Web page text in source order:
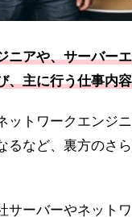
ニアや、サーバー
、主に行う仕事内
ットワークエンジ
るなど、裏方のさ
サーバーやネット